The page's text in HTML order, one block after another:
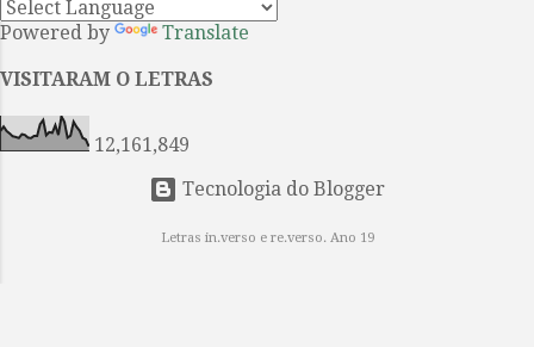
moderna. A idéia de um guia não
era estranha ao próprio Joyce.
Reconhecendo a complexidade do
explicativo “para uso doméstico”...
Powered by Translate
VISITARAM O LETRAS
12,161,849
Tecnologia do Blogger
Letras in.verso e re.verso. Ano 19